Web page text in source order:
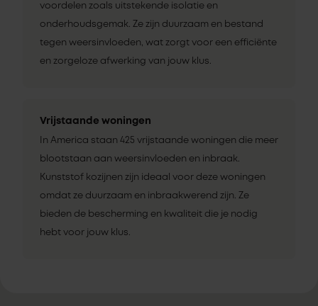
voordelen zoals uitstekende isolatie en
onderhoudsgemak. Ze zijn duurzaam en bestand
tegen weersinvloeden, wat zorgt voor een efficiënte
en zorgeloze afwerking van jouw klus.
Vrijstaande woningen
In America staan 425 vrijstaande woningen die meer
blootstaan aan weersinvloeden en inbraak.
Kunststof kozijnen zijn ideaal voor deze woningen
omdat ze duurzaam en inbraakwerend zijn. Ze
bieden de bescherming en kwaliteit die je nodig
hebt voor jouw klus.